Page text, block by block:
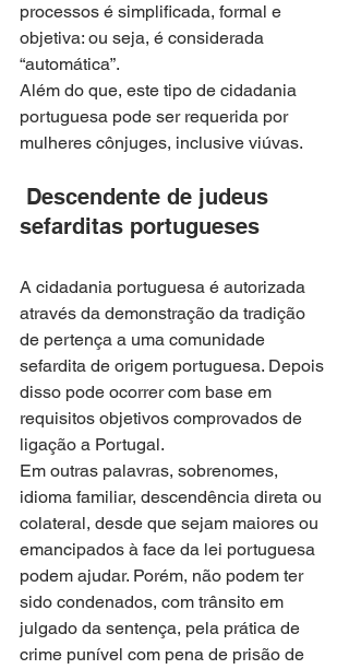
processos é simplificada, formal e
objetiva: ou seja, é considerada
“automática”.
Além do que, este tipo de cidadania
portuguesa pode ser requerida por
mulheres cônjuges, inclusive viúvas.
sefarditas portugueses
A cidadania portuguesa é autorizada
através da demonstração da tradição
de pertença a uma comunidade
sefardita de origem portuguesa. Depois
disso pode ocorrer com base em
requisitos objetivos comprovados de
ligação a Portugal.
Em outras palavras, sobrenomes,
idioma familiar, descendência direta ou
colateral, desde que sejam maiores ou
emancipados à face da lei portuguesa
podem ajudar. Porém, não podem ter
sido condenados, com trânsito em
julgado da sentença, pela prática de
crime punível com pena de prisão de